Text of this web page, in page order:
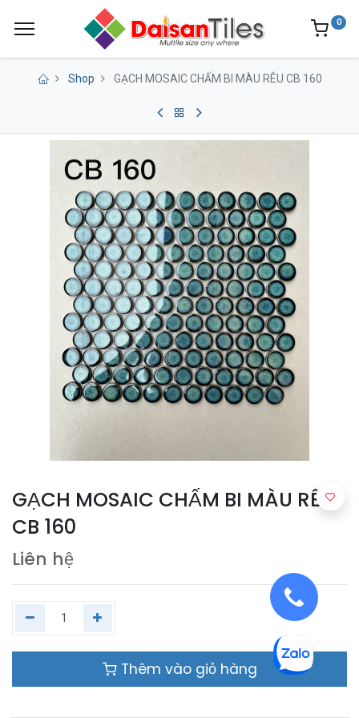
0
Shop GẠCH MOSAIC CHẤM BI MÀU RÊU CB 160
GẠCH MOSAIC CHẤM BI MÀU RÊU
CB 160
Liên hệ
Thêm vào giỏ hàng